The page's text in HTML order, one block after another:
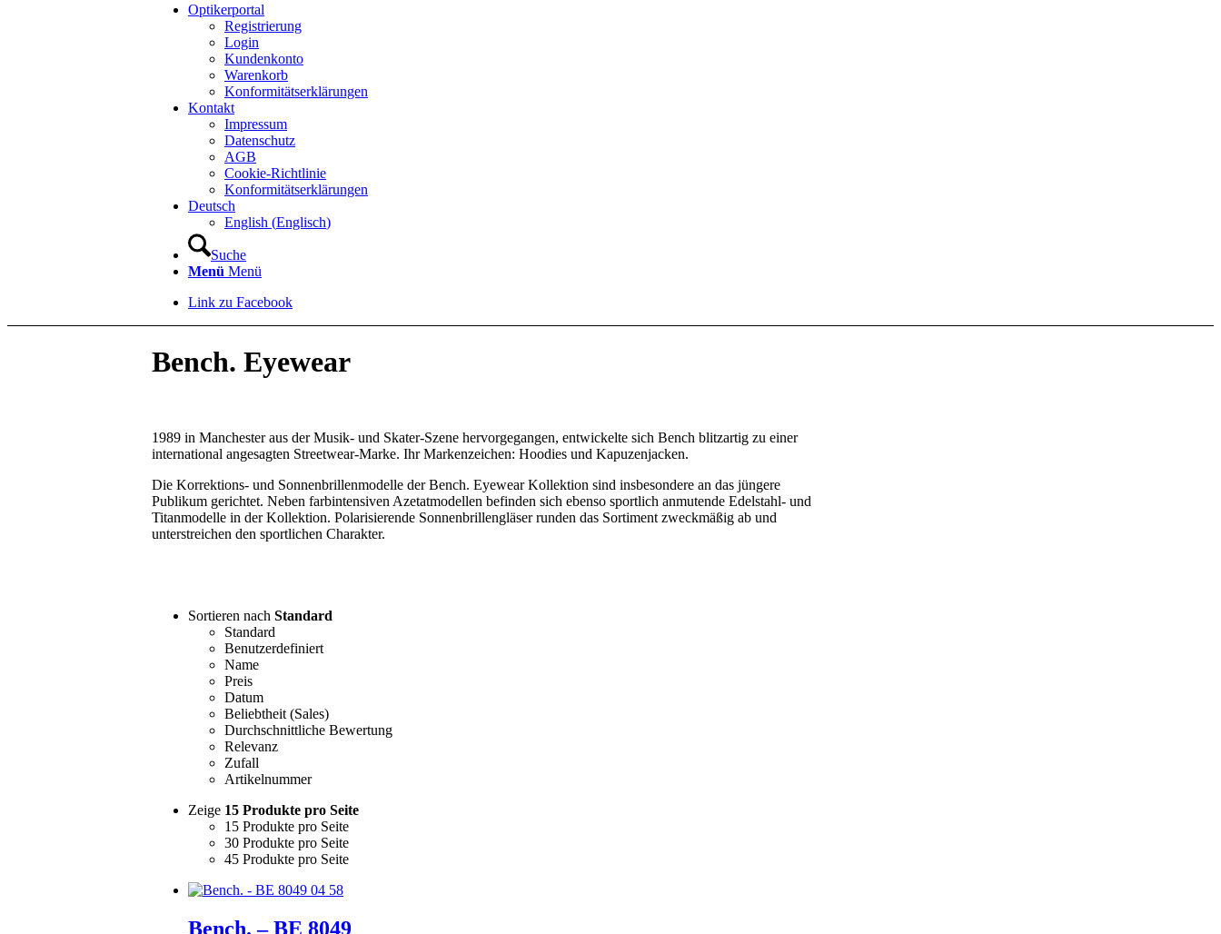
Optikerportal
Registrierung
Login
Kundenkonto
Warenkorb
Konformitätserklärungen
Kontakt
Impressum
Datenschutz
AGB
Cookie-Richtlinie
Konformitätserklärungen
Deutsch
English (Englisch)
Suche
Menü Menü
Link zu Facebook
Bench. Eyewear
1989 in Manchester aus der Musik- und Skater-Szene hervorgegangen, entwickelte sich Bench blitzartig zu einer
international angesagten Streetwear-Marke. Ihr Markenzeichen: Hoodies und Kapuzenjacken.
Die Korrektions- und Sonnenbrillenmodelle der Bench. Eyewear Kollektion sind insbesondere an das jüngere
Publikum gerichtet. Neben farbintensiven Azetatmodellen befinden sich ebenso sportlich anmutende Edelstahl- und
Titanmodelle in der Kollektion. Polarisierende Sonnenbrillengläser runden das Sortiment zweckmäßig ab und
unterstreichen den sportlichen Charakter.
Sortieren nach Standard
Standard
Benutzerdefiniert
Name
Preis
Datum
Beliebtheit (Sales)
Durchschnittliche Bewertung
Relevanz
Zufall
Artikelnummer
Zeige 15 Produkte pro Seite
15 Produkte pro Seite
30 Produkte pro Seite
45 Produkte pro Seite
Bench. – BE 8049